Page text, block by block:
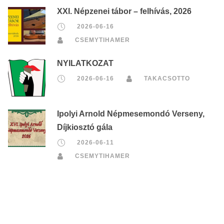
XXI. Népzenei tábor – felhívás, 2026
2026-06-16
CSEMYTIHAMER
NYILATKOZAT
2026-06-16 TAKACSOTTO
Ipolyi Arnold Népmesemondó Verseny,
Díjkiosztó gála
2026-06-11
CSEMYTIHAMER